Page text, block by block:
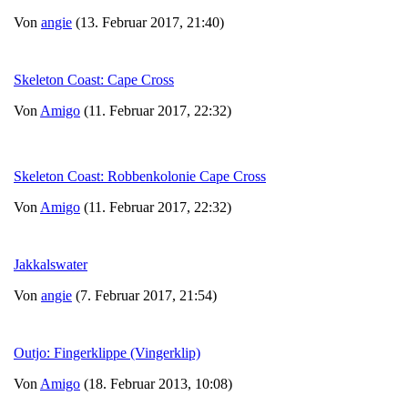
Von angie (13. Februar 2017, 21:40)
Skeleton Coast: Cape Cross
Von Amigo (11. Februar 2017, 22:32)
Skeleton Coast: Robbenkolonie Cape Cross
Von Amigo (11. Februar 2017, 22:32)
Jakkalswater
Von angie (7. Februar 2017, 21:54)
Outjo: Fingerklippe (Vingerklip)
Von Amigo (18. Februar 2013, 10:08)